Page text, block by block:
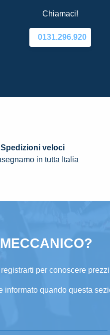
Chiamaci!
0131.296.920
Spedizioni veloci
in tutta Italia
per conoscere
informato quando questa